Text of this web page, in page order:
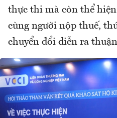
thực thi mà còn thể
cùng người nộp thuế,
chuyển đổi diễn ra